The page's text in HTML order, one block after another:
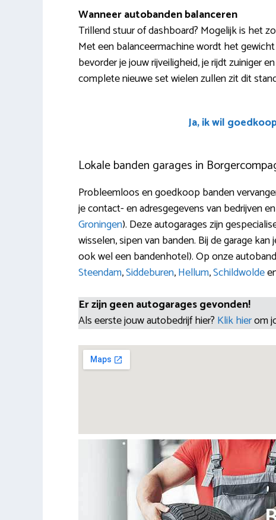
Wanneer autobanden balanceren
Trillend stuur of dashboard? Mogelijk is het
Met een balanceermachine wordt het
bevorder je jouw rijveiligheid, je rijdt zuiniger
complete nieuwe set wielen zullen zit dit
Ja, ik wil
Lokale banden garages in
Probleemloos en goedkoop banden
je contact- en adresgegevens van bedrijven
Groningen). Deze autogarages zijn
wisselen, sipen van banden. Bij de garage
ook wel een bandenhotel). Op onze
Steendam,Siddeburen,Hellum,Schildwolde
Er zijn geen autogarages gevonden!
Als eerste jouw autobedrijf hier? Klik hierom